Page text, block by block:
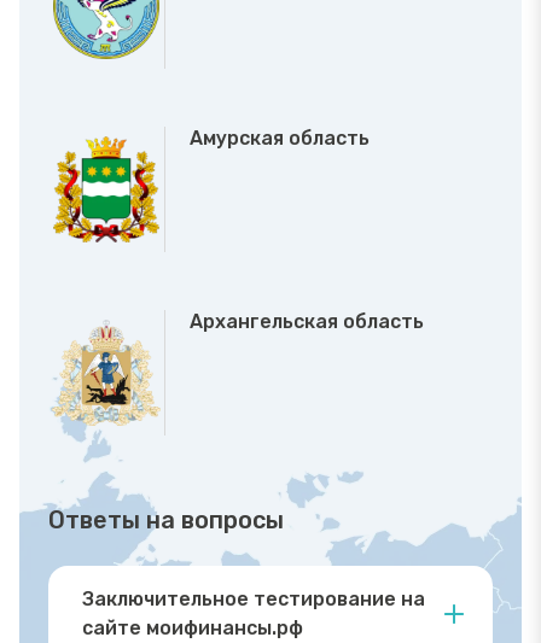
Амурская область
Архангельская область
Ответы на вопросы
Заключительное тестирование на
сайте моифинансы.рф